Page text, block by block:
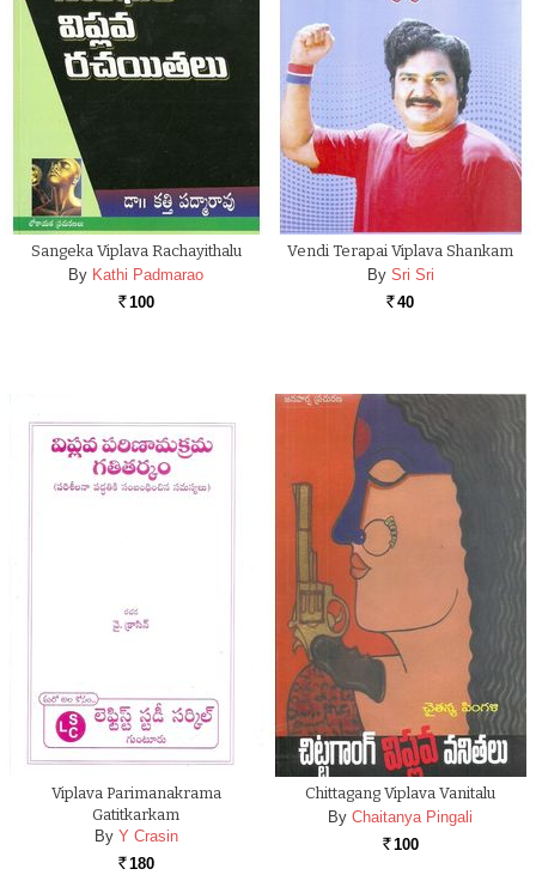
Sangeka Viplava Rachayithalu
By Kathi Padmarao
Rs. 100
Vendi Terapai Viplava Shankam
By Sri Sri
Rs. 40
Viplava Parimanakrama
Gatitkarkam
By Y Crasin
Rs. 180
Chittagang Viplava Vanitalu
By Chaitanya Pingali
Rs. 100